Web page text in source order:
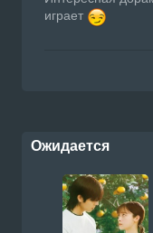
играет
Ожидается